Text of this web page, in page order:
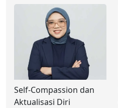
Self-Compassion dan
Aktualisasi Diri